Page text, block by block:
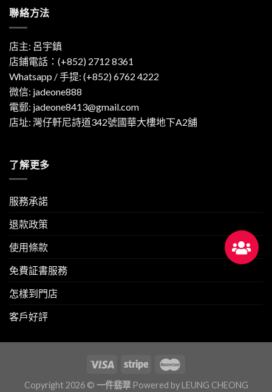
聯絡方法
店主: 呂宇鎮
店鋪電話：(+852) 2712 8361
Whatsapp / 手提: (+852) 6762 4222
微信: jadeone888
電郵: jadeone8413@gmail.com
店址: 灣仔軒尼詩道342號國華大樓地下A2舖
了解更多
服務承諾
退款政策
使用條款
免費証書服務
怎樣到門店
客戶好評
Copyright 2026 © 一件翡翠Powered by LEUNG CHEONG